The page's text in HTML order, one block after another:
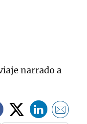
narrado a